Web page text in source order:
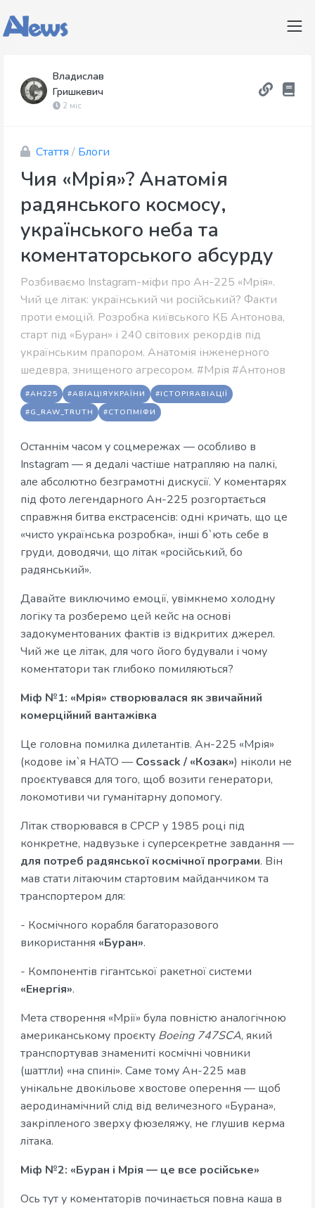
Владислав
Гришкевич
2 міс
Стаття / Блоги
Чия «Мрія»? Анатомія
радянського космосу,
українського неба та
коментаторського абсурду
Розбиваємо Instagram-міфи про Ан-225 «Мрія».
Чий це літак: український чи російський? Факти
проти емоцій. Розробка київського КБ Антонова,
старт під «Буран» і 240 світових рекордів під
українським прапором. Анатомія інженерного
шедевра, знищеного агресором. #Мрія #Антонов
#АН225 #АВІАЦІЯУКРАЇНИ
#ІСТОРІЯАВІАЦІЇ
#G_RAW_TRUTH
#СТОПМІФИ
Останнім часом у соцмережах — особливо в
Instagram — я дедалі частіше натрапляю на палкі,
але абсолютно безграмотні дискусії. У коментарях
під фото легендарного Ан-225 розгортається
справжня битва екстрасенсів: одні кричать, що це
«чисто українська розробка», інші б`ють себе в
груди, доводячи, що літак «російський, бо
радянський».
Давайте виключимо емоції, увімкнемо холодну
логіку та розберемо цей кейс на основі
задокументованих фактів із відкритих джерел.
Чий же це літак, для чого його будували і чому
коментатори так глибоко помиляються?
Міф №1: «Мрія» створювалася як звичайний
комерційний вантажівка
Це головна помилка дилетантів. Ан-225 «Мрія»
(кодове ім`я НАТО — Cossack / «Козак») ніколи не
проєктувався для того, щоб возити генератори,
локомотиви чи гуманітарну допомогу.
Літак створювався в СРСР у 1985 році під
конкретне, надвузьке і суперсекретне завдання —
для потреб радянської космічної програми. Він
мав стати літаючим стартовим майданчиком та
транспортером для:
- Космічного корабля багаторазового
використання «Буран».
- Компонентів гігантської ракетної системи
«Енергія».
Мета створення «Мрії» була повністю аналогічною
американському проєкту Boeing 747SCA, який
транспортував знамениті космічні човники
(шаттли) «на спині». Саме тому Ан-225 мав
унікальне двокільове хвостове оперення — щоб
аеродинамічний слід від величезного «Бурана»,
закріпленого зверху фюзеляжу, не глушив керма
літака.
Міф №2: «Буран і Мрія — це все російське»
Ось тут у коментаторів починається повна каша в